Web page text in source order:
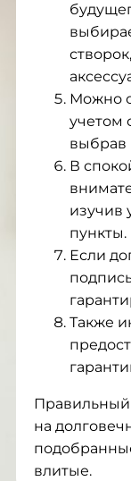
Можно
учетом
выбрав
В
изучив
пункты.
Если
Также
Правильный
на
влитые.